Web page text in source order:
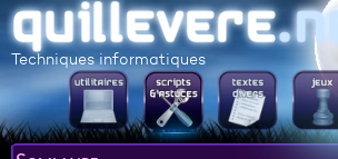
Techniques informatiques